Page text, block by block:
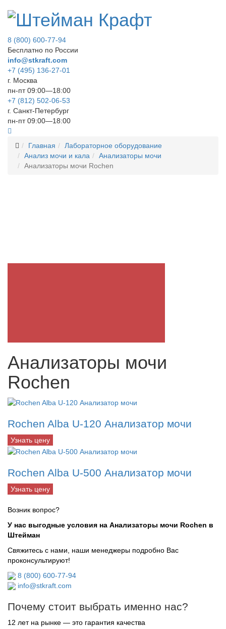
8 (800) 600-77-94
Бесплатно по России
info@stkraft.com
+7 (495) 136-27-01
г. Москва
пн-пт 09:00—18:00
+7 (812) 502-06-53
г. Санкт-Петербург
пн-пт 09:00—18:00
Главная
Лабораторное оборудование
Анализ мочи и кала
Анализаторы мочи
Анализаторы мочи Rochen
Анализаторы мочи
Rochen
Rochen Alba U-120 Анализатор мочи
Узнать цену
Rochen Alba U-500 Анализатор мочи
Узнать цену
Возник вопрос?
У нас выгодные условия на Анализаторы мочи Rochen в
Штейман
Свяжитесь с нами, наши менеджеры подробно Вас
проконсультируют!
8 (800) 600-77-94
info@stkraft.com
Почему стоит выбрать именно нас?
12 лет на рынке — это гарантия качества